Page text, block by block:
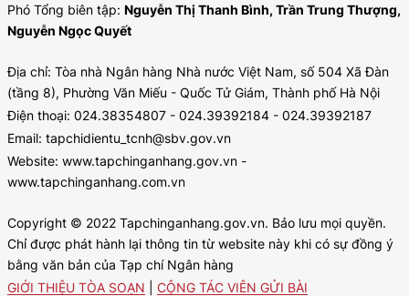
Phó Tổng biên tập: Nguyễn Thị Thanh Bình, Trần Trung Thượng,
Nguyễn Ngọc Quyết
Địa chỉ: Tòa nhà Ngân hàng Nhà nước Việt Nam, số 504 Xã Đàn
(tầng 8), Phường Văn Miếu - Quốc Tử Giám, Thành phố Hà Nội
Điện thoại: 024.38354807 - 024.39392184 - 024.39392187
Email: tapchidientu_tcnh@sbv.gov.vn
Website: www.tapchinganhang.gov.vn -
www.tapchinganhang.com.vn
Copyright © 2022 Tapchinganhang.gov.vn. Bảo lưu mọi quyền.
Chỉ được phát hành lại thông tin từ website này khi có sự đồng ý
bằng văn bản của Tạp chí Ngân hàng
GIỚI THIỆU TÒA SOẠN
CỘNG TÁC VIÊN GỬI BÀI